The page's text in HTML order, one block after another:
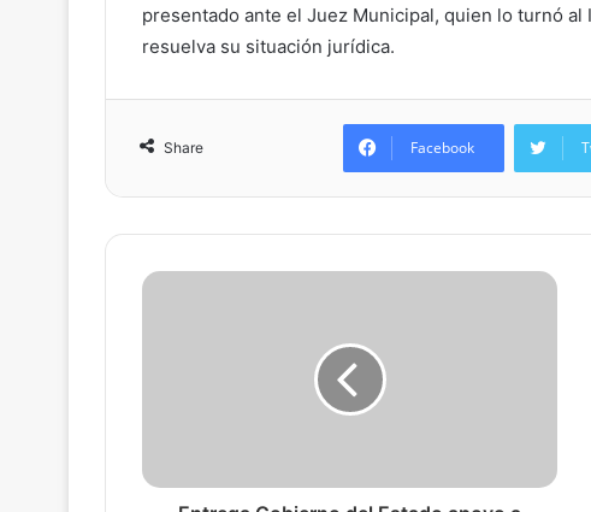
presentado ante el Juez Municipal, quien lo turnó
resuelva su situación jurídica.
Share Facebook